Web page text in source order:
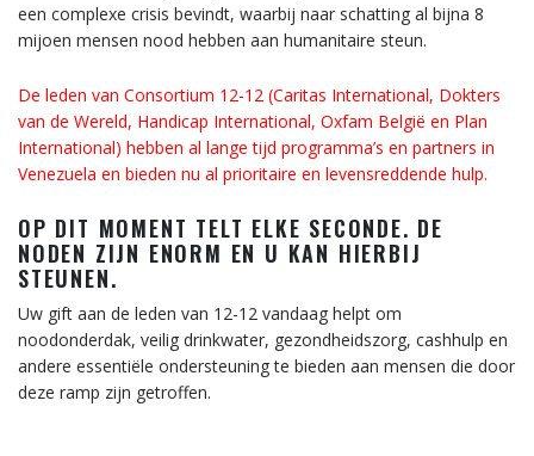
een complexe crisis bevindt, waarbij naar schatting al bijna 8
mijoen mensen nood hebben aan humanitaire steun.
De leden van Consortium 12-12 (Caritas International, Dokters
van de Wereld, Handicap International, Oxfam België en Plan
International) hebben al lange tijd programma’s en partners in
Venezuela en bieden nu al prioritaire en levensreddende hulp.
OP DIT MOMENT TELT ELKE SECONDE. DE
NODEN ZIJN ENORM EN U KAN HIERBIJ
STEUNEN.
Uw gift aan de leden van 12-12 vandaag helpt om
noodonderdak, veilig drinkwater, gezondheidszorg, cashhulp en
andere essentiële ondersteuning te bieden aan mensen die door
deze ramp zijn getroffen.